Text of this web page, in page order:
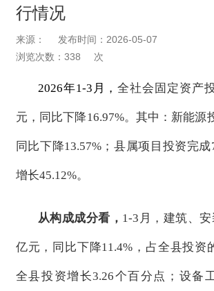
行情况
来源：
发布时间：2026-05-07
浏览次数： 338 次
2026年1-3月，全社会固定资产
元，同比下降16.97%。其中：新能源
同比下降13.57%；县属项目投资完
增长45.12%。
从构成成分看， 1-3月，建筑、
亿元，同比下降11.4%， 占全县投资
全县投资增长3.26个百分点 ；设备